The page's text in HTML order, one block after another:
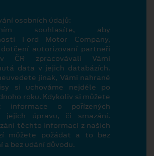
osobních údajů:
souhlasíte, aby
Ford Motor Company,
autorizovaní partneři
ČR zpracovávali Vámi
data v jejich databázích.
jinak, Vámi nahrané
si uchováme nejdéle po
roku. Kdykoliv si můžete
informace o pořízených
jejich úpravu, či smazání.
těchto informací z našich
můžete požádat a to bez
a bez udání důvodu.